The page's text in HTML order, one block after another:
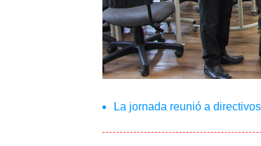
La jornada reunió a